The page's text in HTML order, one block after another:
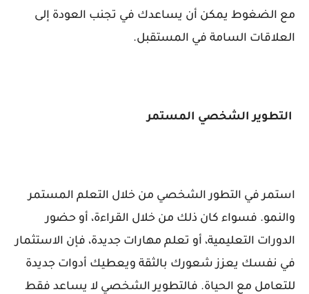
مع الضغوط يمكن أن يساعدك في تجنب العودة إلى
العلاقات السامة في المستقبل.
التطوير الشخصي المستمر
استمر في التطور الشخصي من خلال التعلم المستمر
والنمو. فسواء كان ذلك من خلال القراءة، أو حضور
الدورات التعليمية، أو تعلم مهارات جديدة، فإن الاستثمار
في نفسك يعزز شعورك بالثقة ويعطيك أدوات جديدة
للتعامل مع الحياة. فالتطوير الشخصي لا يساعد فقط